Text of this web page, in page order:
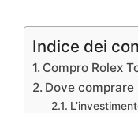
Indice dei
Compro Rolex
Dove comprare